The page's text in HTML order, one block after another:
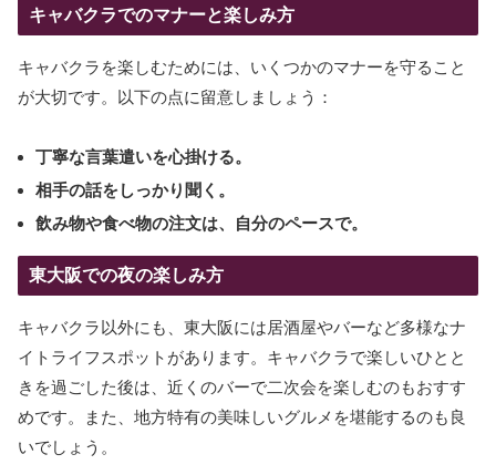
キャバクラでのマナーと楽しみ方
キャバクラを楽しむためには、いくつかのマナーを守ること
が大切です。以下の点に留意しましょう：
丁寧な言葉遣いを心掛ける。
相手の話をしっかり聞く。
飲み物や食べ物の注文は、自分のペースで。
東大阪での夜の楽しみ方
キャバクラ以外にも、東大阪には居酒屋やバーなど多様なナ
イトライフスポットがあります。キャバクラで楽しいひとと
きを過ごした後は、近くのバーで二次会を楽しむのもおすす
めです。また、地方特有の美味しいグルメを堪能するのも良
いでしょう。